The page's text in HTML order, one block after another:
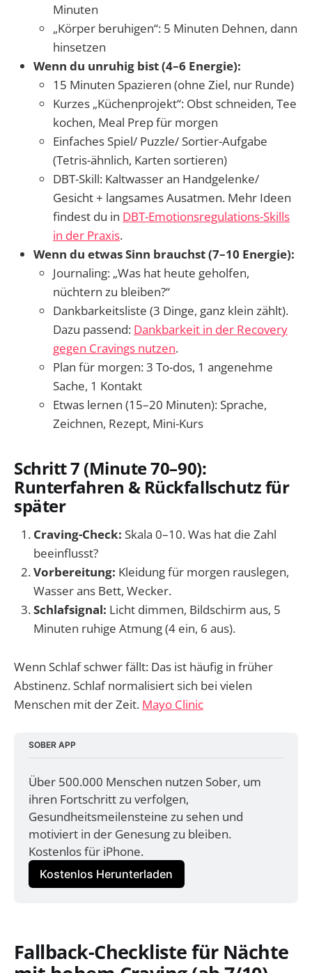
Minuten
„Körper beruhigen“: 5 Minuten Dehnen, dann
hinsetzen
Wenn du unruhig bist (4–6 Energie):
15 Minuten Spazieren (ohne Ziel, nur Runde)
Kurzes „Küchenprojekt“: Obst schneiden, Tee
kochen, Meal Prep für morgen
Einfaches Spiel/ Puzzle/ Sortier-Aufgabe
(Tetris-ähnlich, Karten sortieren)
DBT-Skill: Kaltwasser an Handgelenke/
Gesicht + langsames Ausatmen. Mehr Ideen
findest du in DBT-Emotionsregulations-Skills
in der Praxis.
Wenn du etwas Sinn brauchst (7–10 Energie):
Journaling: „Was hat heute geholfen,
nüchtern zu bleiben?“
Dankbarkeitsliste (3 Dinge, ganz klein zählt).
Dazu passend: Dankbarkeit in der Recovery
gegen Cravings nutzen.
Plan für morgen: 3 To-dos, 1 angenehme
Sache, 1 Kontakt
Etwas lernen (15–20 Minuten): Sprache,
Zeichnen, Rezept, Mini-Kurs
Schritt 7 (Minute 70–90):
Runterfahren & Rückfallschutz für
später
Craving-Check: Skala 0–10. Was hat die Zahl
beeinflusst?
Vorbereitung: Kleidung für morgen rauslegen,
Wasser ans Bett, Wecker.
Schlafsignal: Licht dimmen, Bildschirm aus, 5
Minuten ruhige Atmung (4 ein, 6 aus).
Wenn Schlaf schwer fällt: Das ist häufig in früher
Abstinenz. Schlaf normalisiert sich bei vielen
Menschen mit der Zeit. Mayo Clinic
SOBER APP
Über 500.000 Menschen nutzen Sober, um
ihren Fortschritt zu verfolgen,
Gesundheitsmeilensteine zu sehen und
motiviert in der Genesung zu bleiben.
Kostenlos für iPhone.
Kostenlos Herunterladen
Fallback-Checkliste für Nächte